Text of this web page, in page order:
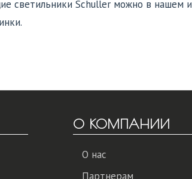
светильники Schuller можно в нашем
О КОМПАНИИ
О нас
Партнерам